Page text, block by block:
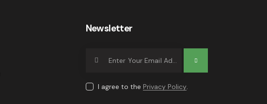
Newsletter
Subscrib
I agree to the Privacy Policy.